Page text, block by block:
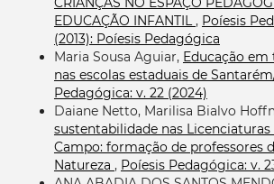
EDUCAÇÃO INFANTIL, Poíesis
(2013): Poíesis Pedagógica
Maria Sousa Aguiar, Educação
nas escolas estaduais de
Pedagógica: v. 22 (2024)
Daiane Netto, Marilisa Bialvo
sustentabilidade nas
Campo: formação de professores
Natureza , Poíesis Pedagógica: v.